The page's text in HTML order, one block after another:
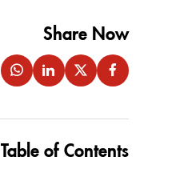
Share Now
Table of Contents